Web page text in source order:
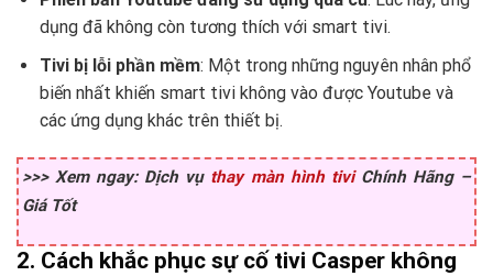
dụng đã không còn tương thích với smart tivi.
Tivi bị lỗi phần mềm: Một trong những nguyên nhân phổ
biến nhất khiến smart tivi không vào được Youtube và
các ứng dụng khác trên thiết bị.
>>> Xem ngay: Dịch vụ thay màn hình tiviChính Hãng –
Giá Tốt
2. Cách khắc phục sự cố tivi Casper không